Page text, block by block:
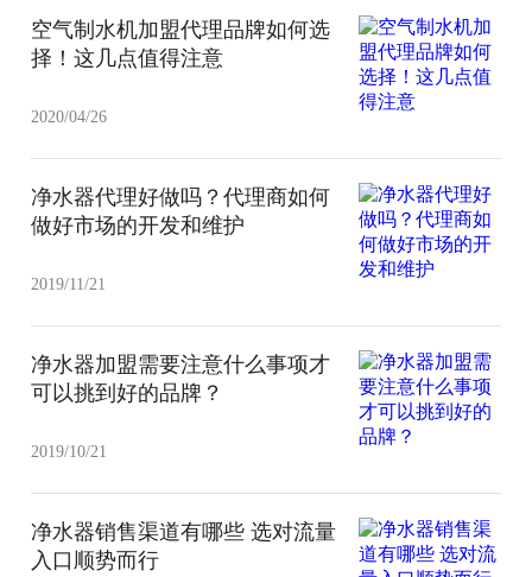
空气制水机加盟代理品牌如何选
择！这几点值得注意
2020/04/26
净水器代理好做吗？代理商如何
做好市场的开发和维护
2019/11/21
净水器加盟需要注意什么事项才
可以挑到好的品牌？
2019/10/21
净水器销售渠道有哪些 选对流量
入口顺势而行